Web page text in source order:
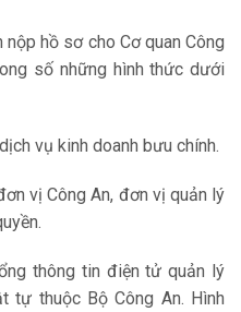
hồ sơ cho Cơ quan Công
số những hình thức dưới
vụ kinh doanh bưu chính.
vị Công An, đơn vị quản lý
thông tin điện tử quản lý
tự thuộc Bộ Công An. Hình